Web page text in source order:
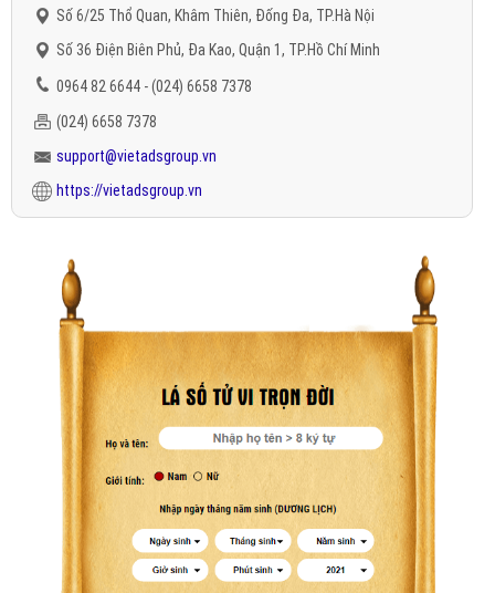
Số 6/25 Thổ Quan, Khâm Thiên, Đống Đa, TP.Hà Nội
Số 36 Điện Biên Phủ, Đa Kao, Quận 1, TP.Hồ Chí Minh
0964 82 6644 - (024) 6658 7378
(024) 6658 7378
support@vietadsgroup.vn
https://vietadsgroup.vn